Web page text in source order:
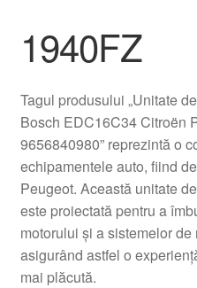
Contul meu
Despre noi
Finalizare comandă
Livrare
Livrare în toată lumea
1940FZ
Tagul produsului „Unitate
Bosch EDC16C34 Citroën
9656840980” reprezintă o
echipamentele auto, fiind
Peugeot. Această unitate
este proiectată pentru a
motorului și a sistemelor
asigurând astfel o
mai plăcută.